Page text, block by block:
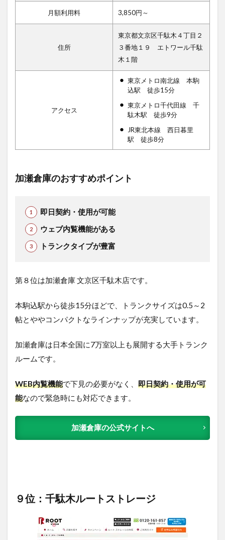
月額利用料 3,850円～
住所
東京都文京区千駄木４丁目２
３番地１９ エトワール千駄
木１階
アクセス
東京メトロ南北線 本駒
込駅 徒歩15分
東京メトロ千代田線 千
駄木駅 徒歩9分
JR東北本線 西日暮里
駅 徒歩8分
加瀬倉庫のおすすめポイント
即日契約・使用が可能
ウェブ内覧機能がある
トランクタイプが豊富
第８位は加瀬倉庫 文京区千駄木店です。
本駒込駅から徒歩15分ほどで、トランクサイズは0.5～2
帖とややコンパクトなラインナップが充実しています。
加瀬倉庫は日本全国に7万室以上も展開する大手トランク
ルームです。
WEB内覧機能で下見の必要がなく、 即日契約・使用が可
能なので緊急時にも対応できます。
加瀬倉庫の公式サイトへ
９位：千駄木ルートストレージ